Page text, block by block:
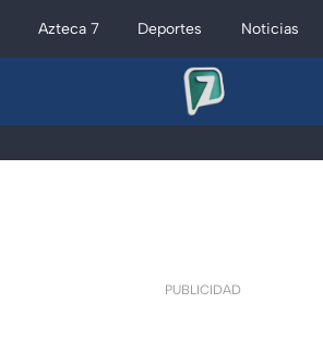
Azteca 7 Deportes Noticias
PUBLICIDAD